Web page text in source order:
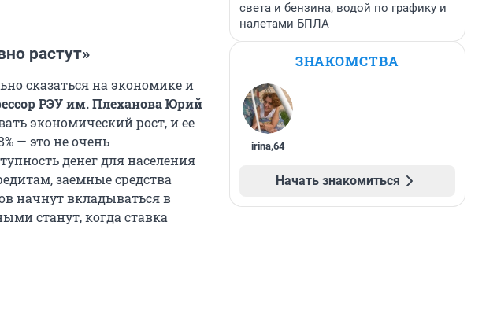
растут»
сказаться на экономике и
РЭУ им. Плеханова Юрий
экономический рост, и ее
— это не очень
денег для населения
заемные средства
начнут вкладываться в
станут, когда ставка
света и бензина, водой по графику и
налетами БПЛА
ЗНАКОМСТВА
irina,64
Начать знакомиться